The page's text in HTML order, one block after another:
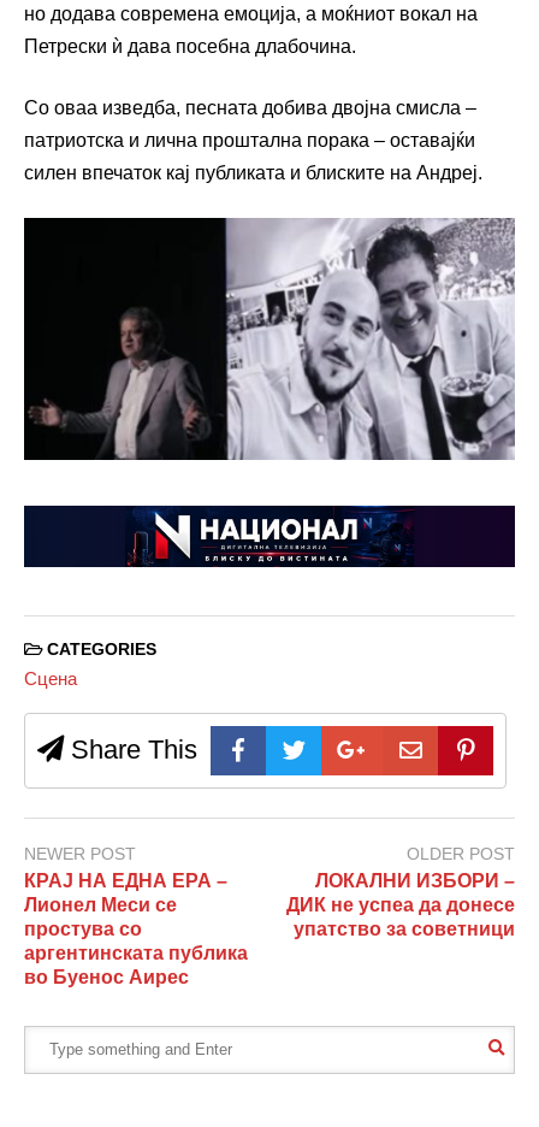
но додава современа емоција, а моќниот вокал на
Петрески ѝ дава посебна длабочина.
Со оваа изведба, песната добива двојна смисла –
патриотска и лична проштална порака – оставајќи
силен впечаток кај публиката и блиските на Андреј.
CATEGORIES
Сцена
Share This
NEWER POST
КРАЈ НА ЕДНА ЕРА –
Лионел Меси се
простува со
аргентинската публика
во Буенос Аирес
OLDER POST
ЛОКАЛНИ ИЗБОРИ –
ДИК не успеа да донесе
упатство за советници